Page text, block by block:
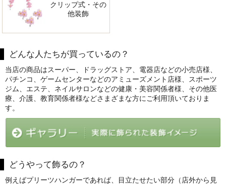
クリップ式・その
他装飾
どんな人たちが買っているの？
当店の商品はスーパー、ドラッグストア、電器店などの小売店様、
パチンコ、ゲームセンターなどのアミューズメント店様、スポーツ
ジム、エステ、ネイルサロンなどの健康・美容関係者様、その他医
療、介護、教育関係者様などさまざまな方にご利用頂いておりま
す。
どうやって飾るの？
例えばプリーツハンガーであれば、目立たせたい部分（店外から見